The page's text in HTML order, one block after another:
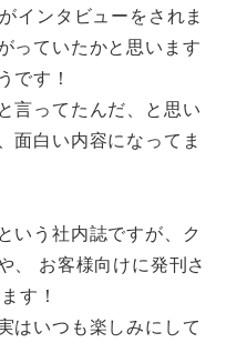
インタビューをされま
っていたかと思います
です！
言ってたんだ、と思い
面白い内容になってま
いう社内誌ですが、ク
、 お客様向けに発刊さ
す！
はいつも楽しみにして